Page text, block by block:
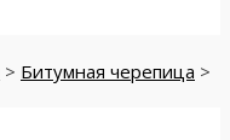
> Битумная черепица >